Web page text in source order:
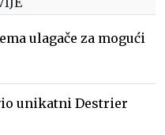
ulagače za mogući
unikatni Destrier